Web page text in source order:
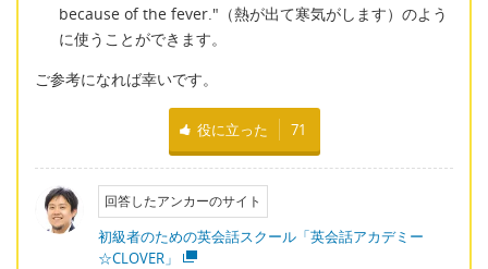
because of the fever."（熱が出て寒気がします）のよう
に使うことができます。
ご参考になれば幸いです。
役に立った 71
回答したアンカーのサイト
初級者のための英会話スクール「英会話アカデミー
☆CLOVER」